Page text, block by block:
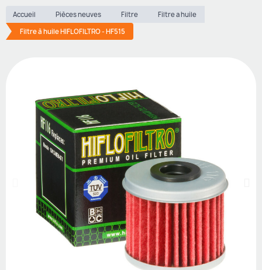
Accueil Pièces neuves Filtre
Filtre a huile
Filtre à huile HIFLOFILTRO - HF515